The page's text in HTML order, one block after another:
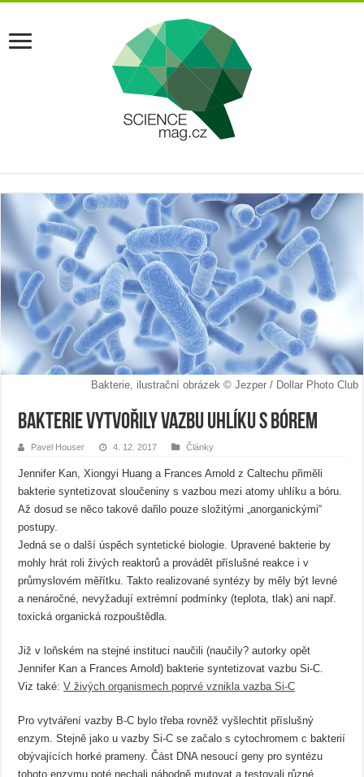
Bakterie, ilustrační obrázek © Jezper / Dollar Photo Club
Bakterie vytvořily vazbu uhlíku s bórem
Pavel Houser 4. 12. 2017 Články
Jennifer Kan, Xiongyi Huang a Frances Arnold z Caltechu přiměli
bakterie syntetizovat sloučeniny s vazbou mezi atomy uhlíku a bóru.
Až dosud se něco takové dařilo pouze složitými „anorganickými“
postupy.
Jedná se o další úspěch syntetické biologie. Upravené bakterie by
mohly hrát roli živých reaktorů a provádět příslušné reakce i v
průmyslovém měřítku. Takto realizované syntézy by měly být levné
a nenáročné, nevyžadují extrémní podmínky (teplota, tlak) ani např.
toxická organická rozpouštědla.
Již v loňském na stejné instituci naučili (naučily? autorky opět
Jennifer Kan a Frances Arnold) bakterie syntetizovat vazbu Si-C.
Viz také:V živých organismech poprvé vznikla vazba Si-C
Pro vytváření vazby B-C bylo třeba rovněž vyšlechtit příslušný
enzym. Stejně jako u vazby Si-C se začalo s cytochromem c bakterií
obývajících horké prameny. Část DNA nesoucí geny pro syntézu
tohoto enzymu poté nechali náhodně mutovat a testovali různé